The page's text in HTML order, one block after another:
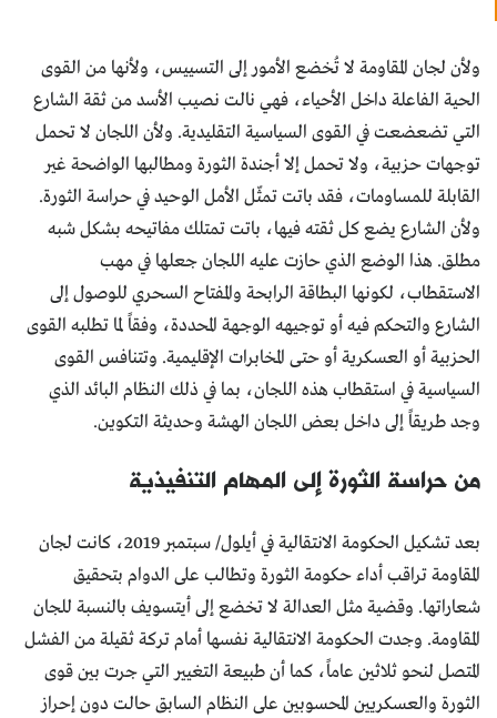
ولأن لجان المقاومة لا تُخضع الأمور إلى التسييس، ولأنها من القوى
الحية الفاعلة داخل الأحياء، فهي نالت نصيب الأسد من ثقة الشارع
التي تضعضعت في القوى السياسية التقليدية. ولأن اللجان لا تحمل
توجهات حزبية، ولا تحمل إلا أجندة الثورة ومطالبها الواضحة غير
القابلة للمساومات، فقد باتت تمثّل الأمل الوحيد في حراسة الثورة.
ولأن الشارع يضع كل ثقته فيها، باتت تمتلك مفاتيحه بشكل شبه
مطلق. هذا الوضع الذي حازت عليه اللجان جعلها في مهب
الاستقطاب، لكونها البطاقة الرابحة والمفتاح السحري للوصول إلى
الشارع والتحكم فيه أو توجيهه الوجهة المحددة، وفقاً لما تطلبه القوى
الحزبية أو العسكرية أو حتى المخابرات الإقليمية. وتتنافس القوى
السياسية في استقطاب هذه اللجان، بما في ذلك النظام البائد الذي
وجد طريقاً إلى داخل بعض اللجان الهشة وحديثة التكوين.
من حراسة الثورة إلى المهام التنفيذية
بعد تشكيل الحكومة الانتقالية في أيلول/ سبتمبر 2019، كانت لجان
المقاومة تراقب أداء حكومة الثورة وتطالب على الدوام بتحقيق
شعاراتها. وقضية مثل العدالة لا تخضع إلى أيتسويف بالنسبة للجان
المقاومة. وجدت الحكومة الانتقالية نفسها أمام تركة ثقيلة من الفشل
المتصل لنحو ثلاثين عاماً، كما أن طبيعة التغيير التي جرت بين قوى
الثورة والعسكريين المحسوبين على النظام السابق حالت دون إحراز